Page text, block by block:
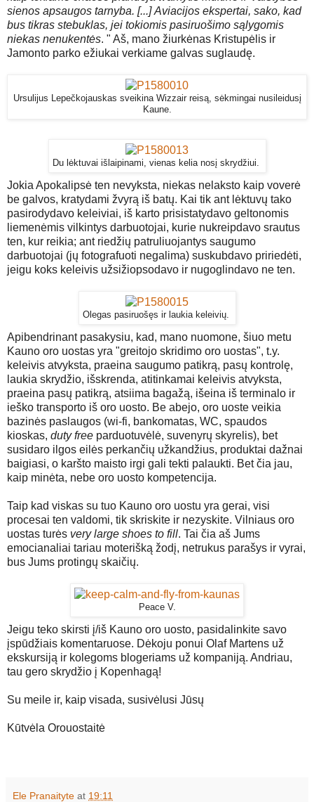
sienos apsaugos tarnyba. [...]Aviacijos ekspertai, sako, kad
bus tikras stebuklas, jei tokiomis pasiruošimo sąlygomis
niekas nenukentės. " Aš, mano žiurkėnas Kristupėlis ir
Jamonto parko ežiukai verkiame galvas suglaudę.
Ursulijus Lepečkojauskas sveikina Wizzair reisą, sėkmingai nusileidusį
Kaune.
Du lėktuvai išlaipinami, vienas kelia nosį skrydžiui.
Jokia Apokalipsė ten nevyksta, niekas nelaksto kaip voverė
be galvos, kratydami žvyrą iš batų. Kai tik ant lėktuvų tako
pasirodydavo keleiviai, iš karto prisistatydavo geltonomis
liemenėmis vilkintys darbuotojai, kurie nukreipdavo srautus
ten, kur reikia; ant riedžių patruliuojantys saugumo
darbuotojai (jų fotografuoti negalima) suskubdavo pririedėti,
jeigu koks keleivis užsižiopsodavo ir nugoglindavo ne ten.
Olegas pasiruošęs ir laukia keleivių.
Apibendrinant pasakysiu, kad, mano nuomone, šiuo metu
Kauno oro uostas yra "greitojo skridimo oro uostas", t.y.
keleivis atvyksta, praeina saugumo patikrą, pasų kontrolę,
laukia skrydžio, išskrenda, atitinkamai keleivis atvyksta,
praeina pasų patikrą, atsiima bagažą, išeina iš terminalo ir
ieško transporto iš oro uosto. Be abejo, oro uoste veikia
bazinės paslaugos (wi-fi, bankomatas, WC, spaudos
kioskas, duty free parduotuvėlė, suvenyrų skyrelis), bet
susidaro ilgos eilės perkančių užkandžius, produktai dažnai
baigiasi, o karšto maisto irgi gali tekti palaukti. Bet čia jau,
kaip minėta, nebe oro uosto kompetencija.
Taip kad viskas su tuo Kauno oro uostu yra gerai, visi
procesai ten valdomi, tik skriskite ir nezyskite. Vilniaus oro
uostas turės very large shoes to fill. Tai čia aš Jums
emocianaliai tariau moterišką žodį, netrukus parašys ir vyrai,
bus Jums protingų skaičių.
Peace V.
Jeigu teko skirsti į/iš Kauno oro uosto, pasidalinkite savo
įspūdžiais komentaruose. Dėkoju ponui Olaf Martens už
ekskursiją ir kolegoms blogeriams už kompaniją. Andriau,
tau gero skrydžio į Kopenhagą!
Su meile ir, kaip visada, susivėlusi Jūsų
Kūtvėla Orouostaitė
Ele Pranaityte at 19:11